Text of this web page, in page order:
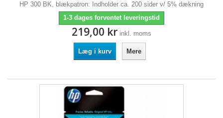
HP 300 BK, blækpatron: Indholder ca. 200 sider v/ 5% dækning
1-3 dages forventet leveringstid
219,00 kr inkl. moms
Læg i kurv Mere